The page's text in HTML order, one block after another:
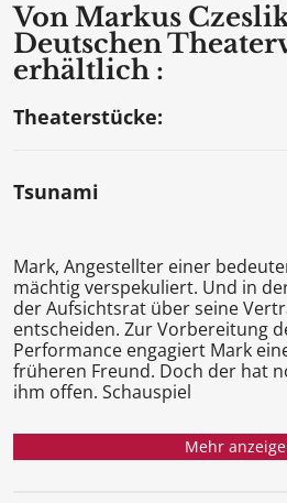
Von Markus
Deutschen
erhältlich :
Theaterstücke:
Tsunami
Mark, Angestellter einer
mächtig verspekuliert. Und in
der Aufsichtsrat über seine
entscheiden. Zur Vorbereitung
Performance engagiert Mark
früheren Freund. Doch der hat
ihm offen. Schauspiel
Mehr